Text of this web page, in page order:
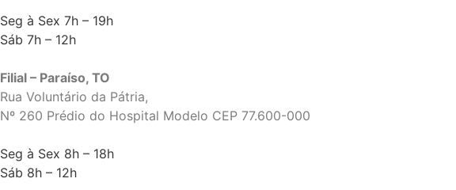
Seg à Sex 7h – 19h
Sáb 7h – 12h
Filial – Paraíso, TO
Rua Voluntário da Pátria,
Nº 260 Prédio do Hospital Modelo CEP 77.600-000
Seg à Sex 8h – 18h
Sáb 8h – 12h